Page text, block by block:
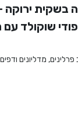
שוקולד עם
מדליונים